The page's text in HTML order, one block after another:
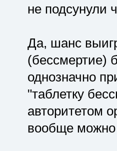
не подсунули
Да, шанс
(бессмертие)
однозначно
"таблетку
авторитетом
вообще можно